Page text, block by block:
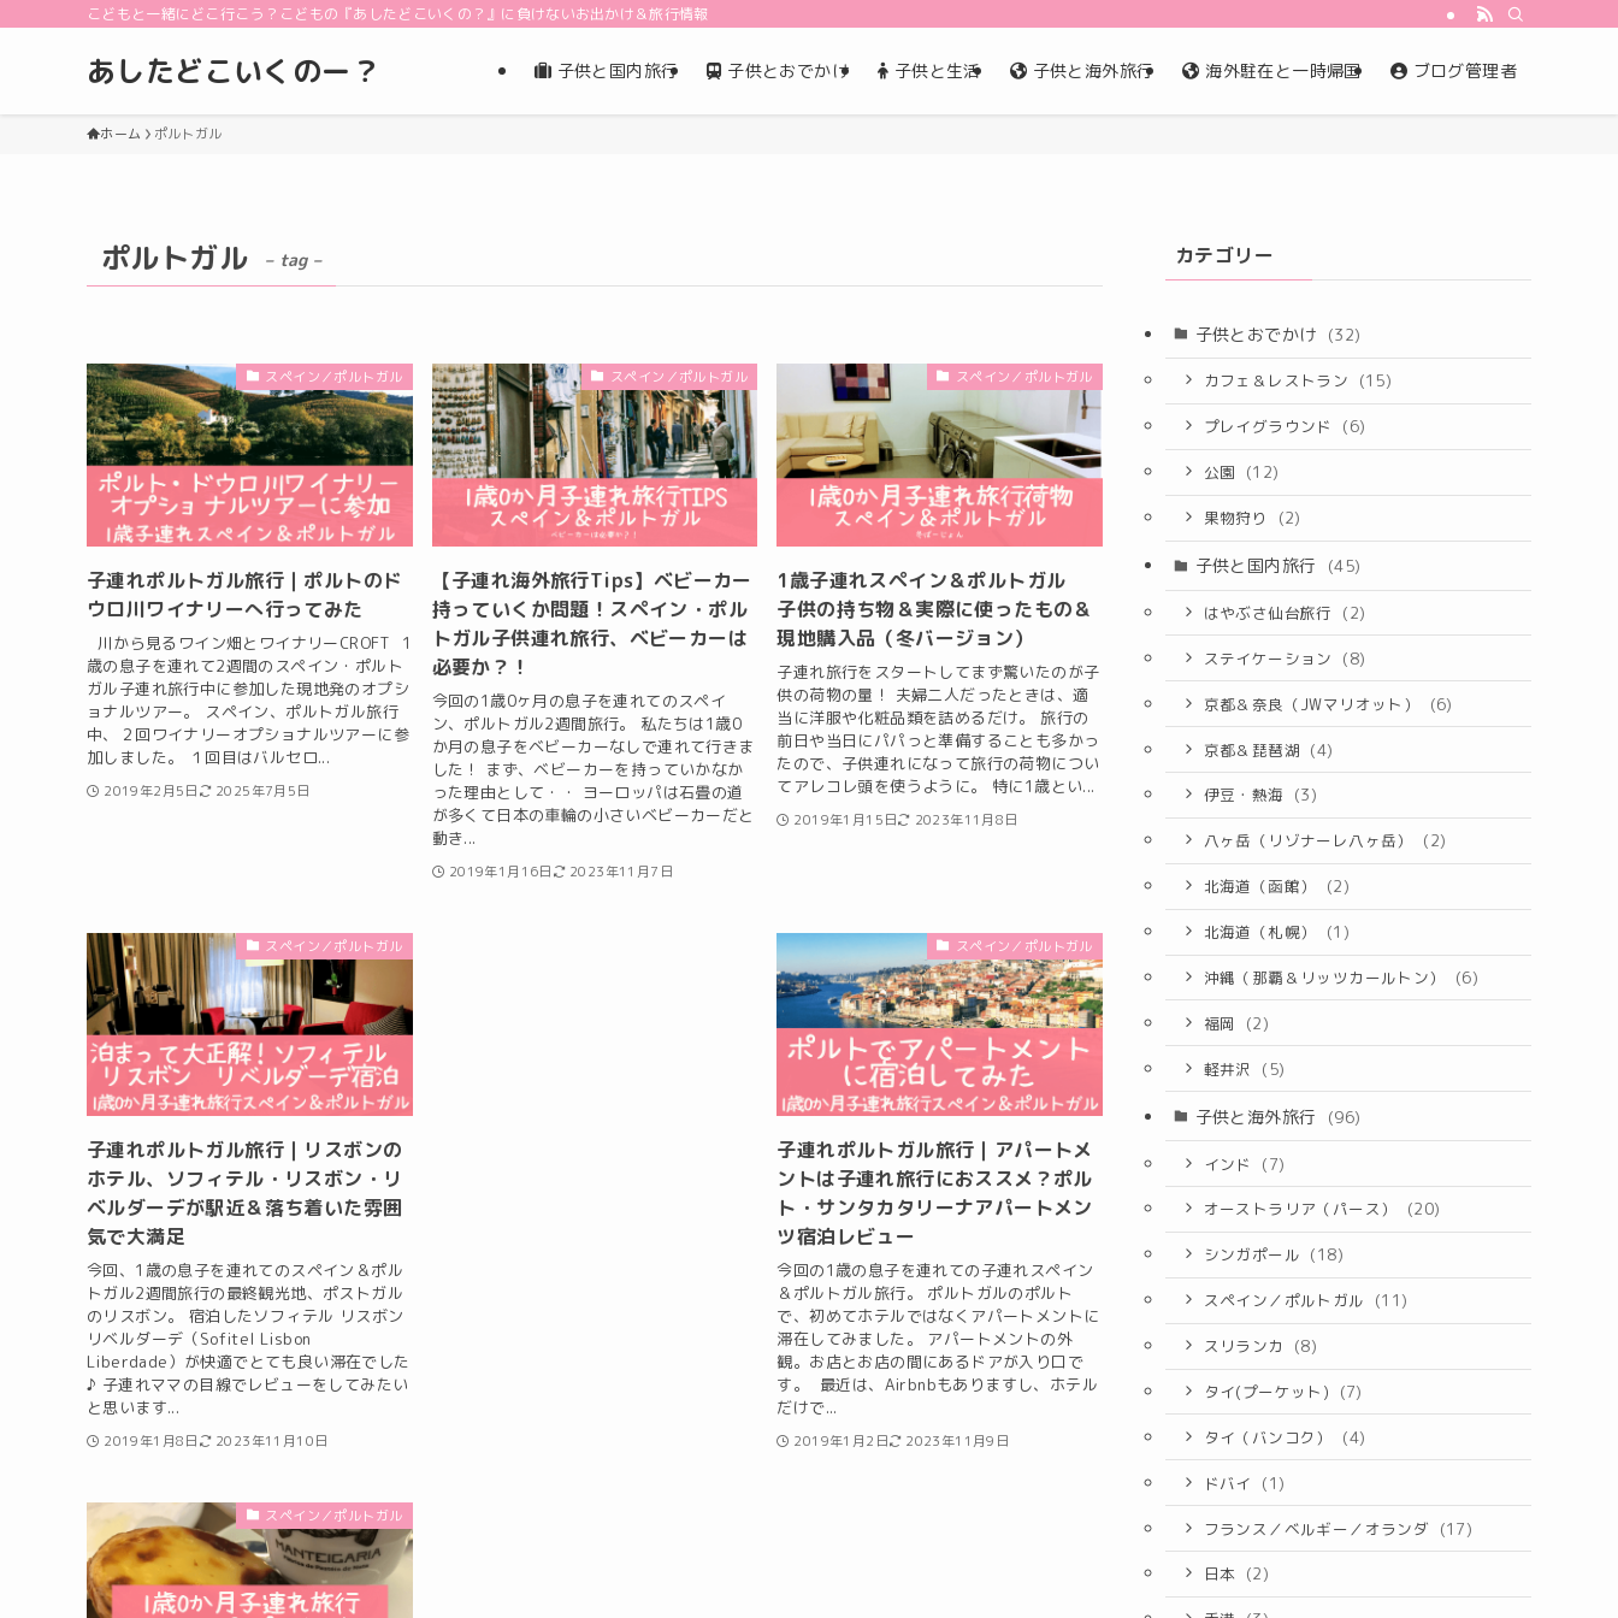
こどもと一緒にどこ行こう？こどもの『あしたどこいくの？』に負けないお出かけ＆旅行情報
あしたどこいくのー？ 子供と国内旅行 子供とおでかけ 子供と生活 子供と海外旅行 海外駐在と一時帰国 ブログ管理者
ホーム ポルトガル
ポルトガル – tag –
スペイン／ポルトガル
子連れポルトガル旅行｜ポルトのド
ウロ川ワイナリーへ行ってみた
川から見るワイン畑とワイナリーCROFT 1
歳の息子を連れて2週間のスペイン・ポルト
ガル子連れ旅行中に参加した現地発のオプシ
ョナルツアー。 スペイン、ポルトガル旅行
中、２回ワイナリーオプショナルツアーに参
加しました。 １回目はバルセロ...
2019年2月5日 2025年7月5日
スペイン／ポルトガル
【子連れ海外旅行Tips】ベビーカー
持っていくか問題！スペイン・ポル
トガル子供連れ旅行、ベビーカーは
必要か？！
今回の1歳0ヶ月の息子を連れてのスペイ
ン、ポルトガル2週間旅行。 私たちは1歳0
か月の息子をベビーカーなしで連れて行きま
した！ まず、ベビーカーを持っていかなか
った理由として・・ ヨーロッパは石畳の道
が多くて日本の車輪の小さいベビーカーだと
動き...
2019年1月16日 2023年11月7日
スペイン／ポルトガル
1歳子連れスペイン＆ポルトガル
子供の持ち物＆実際に使ったもの＆
現地購入品（冬バージョン）
子連れ旅行をスタートしてまず驚いたのが子
供の荷物の量！ 夫婦二人だったときは、適
当に洋服や化粧品類を詰めるだけ。 旅行の
前日や当日にパパっと準備することも多かっ
たので、子供連れになって旅行の荷物につい
てアレコレ頭を使うように。 特に1歳とい...
2019年1月15日 2023年11月8日
スペイン／ポルトガル
子連れポルトガル旅行｜リスボンの
ホテル、ソフィテル・リスボン・リ
ベルダーデが駅近＆落ち着いた雰囲
気で大満足
今回、1歳の息子を連れてのスペイン＆ポル
トガル2週間旅行の最終観光地、ポストガル
のリスボン。 宿泊したソフィテル リスボン
リベルダーデ（Sofitel Lisbon
Liberdade）が快適でとても良い滞在でした
♪ 子連れママの目線でレビューをしてみたい
と思います...
2019年1月8日 2023年11月10日
スペイン／ポルトガル
子連れポルトガル旅行｜アパートメ
ントは子連れ旅行におススメ？ポル
ト・サンタカタリーナアパートメン
ツ宿泊レビュー
今回の1歳の息子を連れての子連れスペイン
＆ポルトガル旅行。 ポルトガルのポルト
で、初めてホテルではなくアパートメントに
滞在してみました。 アパートメントの外
観。お店とお店の間にあるドアが入り口で
す。 最近は、Airbnbもありますし、ホテル
だけで...
2019年1月2日 2023年11月9日
スペイン／ポルトガル
カテゴリー
子供とおでかけ (32)
カフェ＆レストラン (15)
プレイグラウンド (6)
公園 (12)
果物狩り (2)
子供と国内旅行 (45)
はやぶさ仙台旅行 (2)
ステイケーション (8)
京都＆奈良（JWマリオット） (6)
京都＆琵琶湖 (4)
伊豆・熱海 (3)
八ヶ岳（リゾナーレ八ヶ岳） (2)
北海道（函館） (2)
北海道（札幌） (1)
沖縄（那覇＆リッツカールトン） (6)
福岡 (2)
軽井沢 (5)
子供と海外旅行 (96)
インド (7)
オーストラリア（パース） (20)
シンガポール (18)
スペイン／ポルトガル (11)
スリランカ (8)
タイ(プーケット) (7)
タイ（バンコク） (4)
ドバイ (1)
フランス／ベルギー／オランダ (17)
日本 (2)